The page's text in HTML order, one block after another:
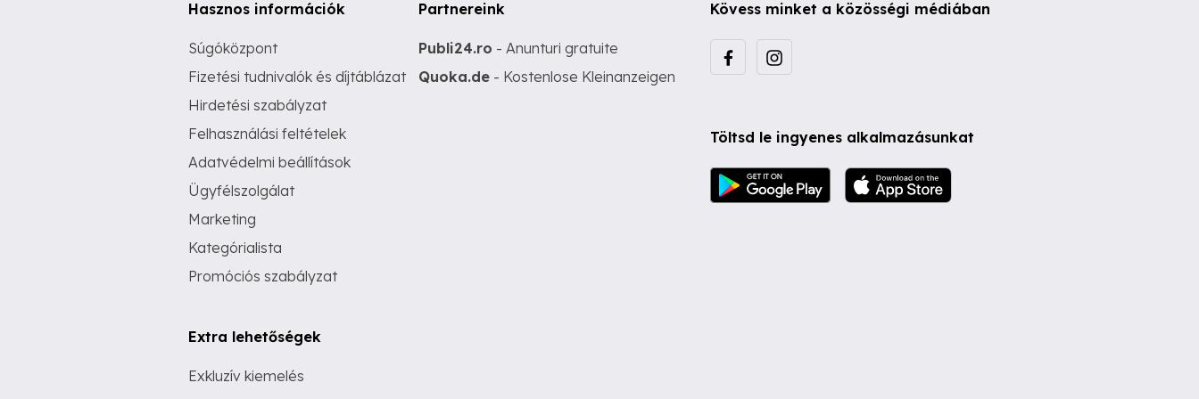
Hasznos információk
Súgóközpont
Fizetési tudnivalók és díjtáblázat
Hirdetési szabályzat
Felhasználási feltételek
Adatvédelmi beállítások
Ügyfélszolgálat
Marketing
Kategórialista
Promóciós szabályzat
Extra lehetőségek
Exkluzív kiemelés
Partnereink
Publi24.ro - Anunturi gratuite
Quoka.de - Kostenlose Kleinanzeigen
Kövess minket a közösségi médiában
Töltsd le ingyenes alkalmazásunkat